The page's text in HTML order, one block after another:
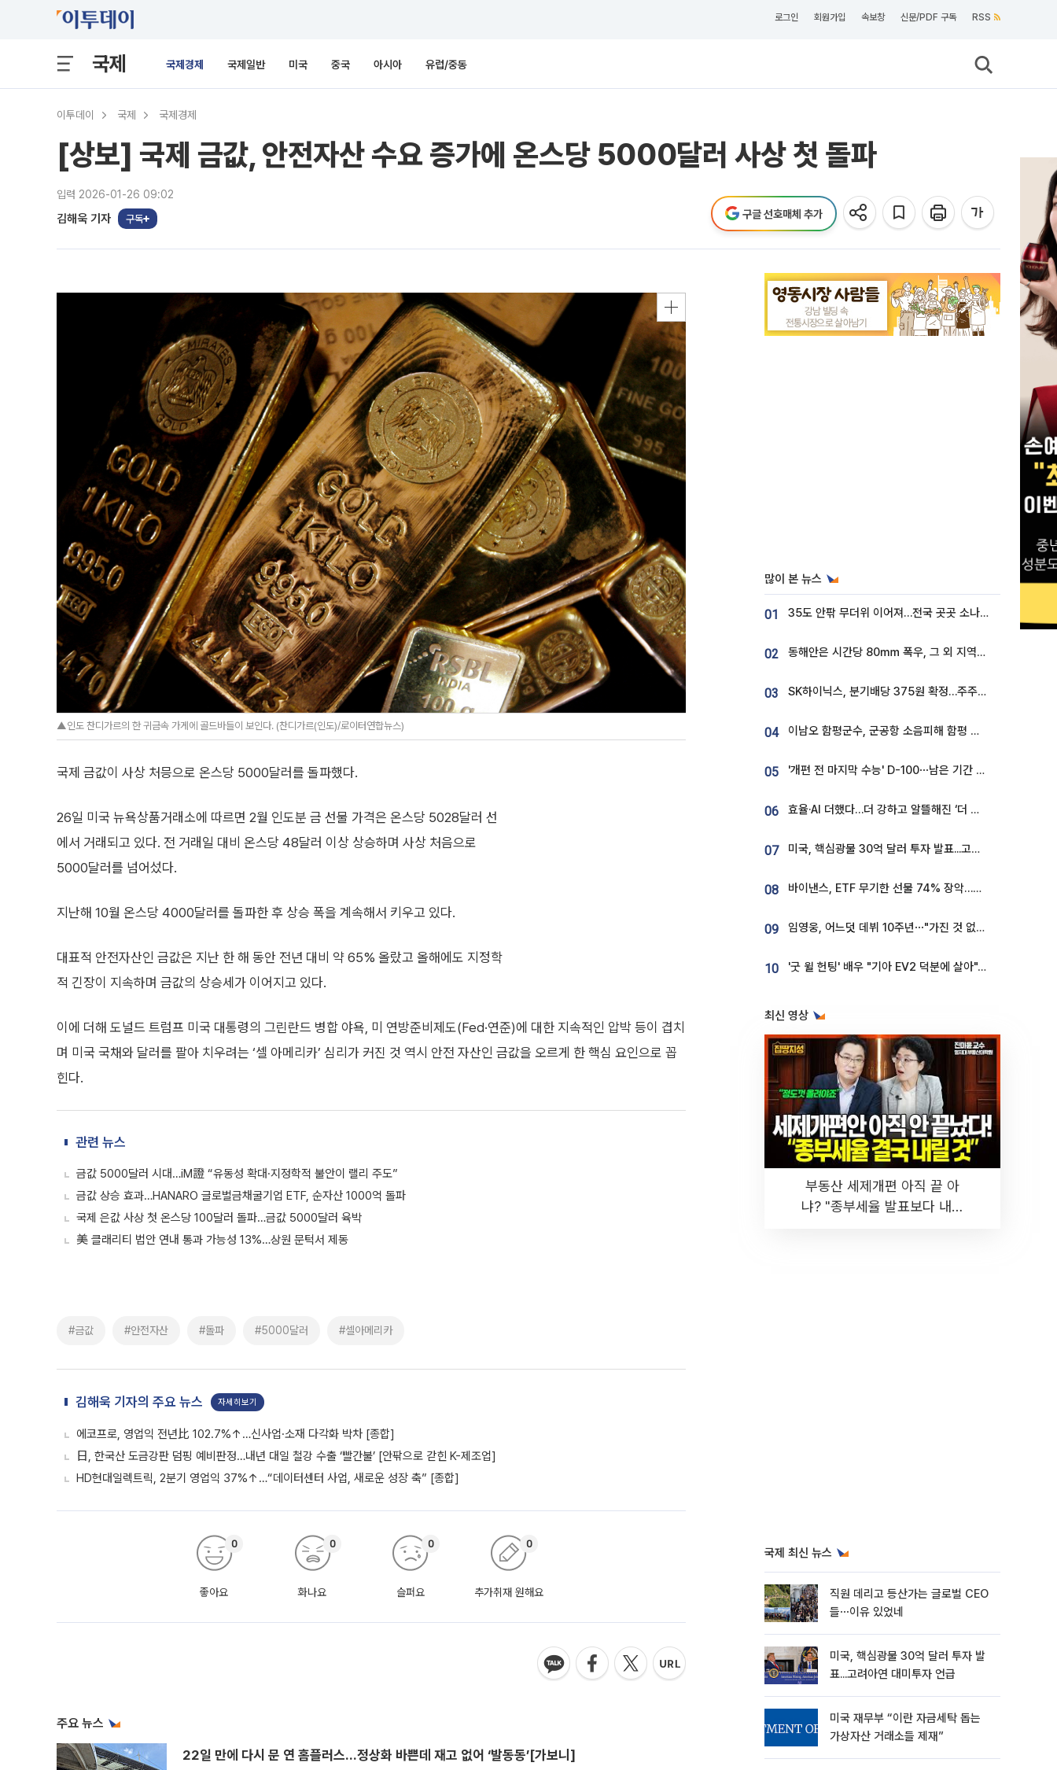
로그인 회원가입 속보창 신문/PDF 구독 RSS
국제 국제경제 국제일반 미국 중국 아시아 유럽/중동
이투데이 국제 국제경제
[상보] 국제 금값, 안전자산 수요 증가에 온스당 5000달러 사상 첫 돌파
입력 2026-01-26 09:02
김해욱 기자 구독 구글 선호매체 추가
▲인도 찬디가르의 한 귀금속 가게에 골드바들이 보인다. (찬디가르(인도)/로이터연합뉴스)
국제 금값이 사상 처믕으로 온스당 5000달러를 돌파했다.
26일 미국 뉴욕상품거래소에 따르면 2월 인도분 금 선물 가격은 온스당 5028달러 선
에서 거래되고 있다. 전 거래일 대비 온스당 48달러 이상 상승하며 사상 처음으로
5000달러를 넘어섰다.
지난해 10월 온스당 4000달러를 돌파한 후 상승 폭을 계속해서 키우고 있다.
대표적 안전자산인 금값은 지난 한 해 동안 전년 대비 약 65% 올랐고 올해에도 지정학
적 긴장이 지속하며 금값의 상승세가 이어지고 있다.
이에 더해 도널드 트럼프 미국 대통령의 그린란드 병합 야욕, 미 연방준비제도(Fed·연준)에 대한 지속적인 압박 등이 겹치
며 미국 국채와 달러를 팔아 치우려는 ‘셀 아메리카’ 심리가 커진 것 역시 안전 자산인 금값을 오르게 한 핵심 요인으로 꼽
힌다.
관련 뉴스
금값 5000달러 시대…iM證 “유동성 확대·지정학적 불안이 랠리 주도”
금값 상승 효과…HANARO 글로벌금채굴기업 ETF, 순자산 1000억 돌파
국제 은값 사상 첫 온스당 100달러 돌파…금값 5000달러 육박
美 클래리티 법안 연내 통과 가능성 13%…상원 문턱서 제동
#금값 #안전자산 #돌파 #5000달러 #셀아메리카
김해욱 기자의 주요 뉴스 자세히보기
에코프로, 영업익 전년比 102.7%↑…신사업·소재 다각화 박차 [종합]
日, 한국산 도금강판 덤핑 예비판정…내년 대일 철강 수출 ‘빨간불’ [안팎으로 갇힌 K-제조업]
HD현대일렉트릭, 2분기 영업익 37%↑…“데이터센터 사업, 새로운 성장 축” [종합]
좋아요
0
화나요
0
슬퍼요
0
추가취재 원해요
0
주요 뉴스
22일 만에 다시 문 연 홈플러스…정상화 바쁜데 재고 없어 ‘발동동’[가보니]
많이 본 뉴스
01 35도 안팎 무더위 이어져…전국 곳곳 소나기 [오늘 날씨]
02 동해안은 시간당 80㎜ 폭우, 그 외 지역은 폭염…‘극과 극 날씨’
03 SK하이닉스, 분기배당 375원 확정…주주환원책 9월로 앞당겨 발표
04 이남오 함평군수, 군공항 소음피해 함평 보상 요구
05 '개편 전 마지막 수능' D-100⋯남은 기간 성적 올릴 전략은
06 효율·AI 더했다…더 강하고 알뜰해진 ‘더 뉴 그랜저 하이브리드’ [ET의 모빌리티]
07 미국, 핵심광물 30억 달러 투자 발표...고려아연 대미투자 언급
08 바이낸스, ETF 무기한 선물 74% 장악…한국 레버리지 ETF 거래 급증 [e가상자산]
09 임영웅, 어느덧 데뷔 10주년⋯"가진 것 없던 시절, 내 앞엔 20명의 팬뿐"
10 '굿 윌 헌팅' 배우 "기아 EV2 덕분에 살아"…교통사고 후 안전성 극찬
최신 영상
부동산 세제개편 아직 끝 아
냐? "종부세율 발표보다 내릴
국제 최신 뉴스
직원 데리고 등산가는 글로벌 CEO
들⋯이유 있었네
미국, 핵심광물 30억 달러 투자 발
표...고려아연 대미투자 언급
미국 재무부 “이란 자금세탁 돕는
가상자산 거래소들 제재”